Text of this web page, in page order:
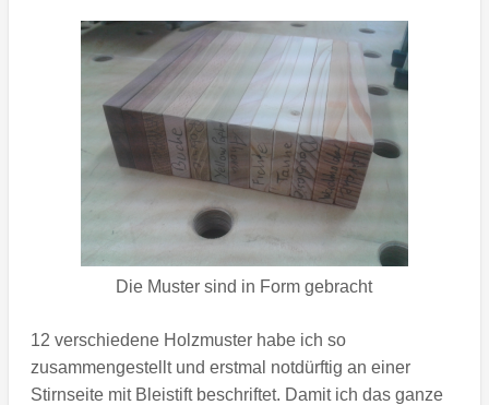
Die Muster sind in Form gebracht
12 verschiedene Holzmuster habe ich so
zusammengestellt und erstmal notdürftig an einer
Stirnseite mit Bleistift beschriftet. Damit ich das ganze